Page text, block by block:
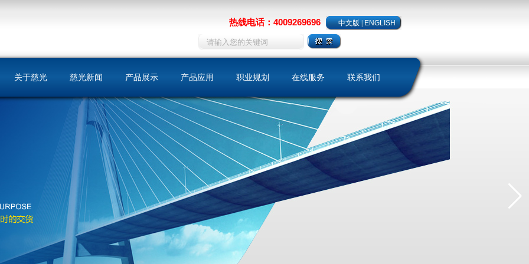
热线电话：4009269696 中文版|ENGLISH
关于慈光 慈光新闻 产品展示
同步带
同步带轮
产品应用
机床
包装印刷
自动门
纺织
化工
运输工具
职业规划 在线服务
样本下载
客户留言
保养维护
联系我们